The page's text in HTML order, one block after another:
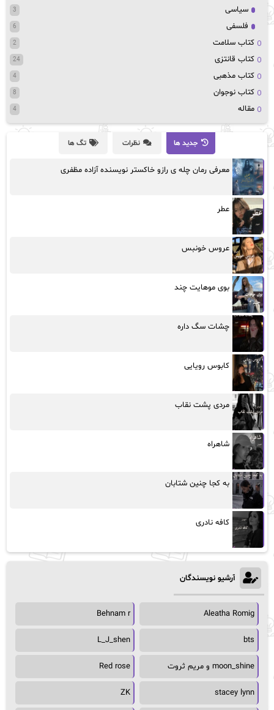
سیاسی 3
فلسفی 6
کتاب سلامت 2
کتاب قانتزی 24
کتاب مذهبی 4
کتاب نوجوان 8
مقاله 4
جدید ها نظرات تگ ها
معرفی رمان چله ی رازو خاکستر نویسنده آزاده مظفری
عطر
عروس خونبس
بوی موهایت چند
چشات سگ داره
کابوس رویایی
مردی پشت نقاب
شاهراه
به کجا چنین شتابان
کافه نادری
آرشیو نویسندگان
Aleatha Romig
Behnam r
bts
L_J_shen
moon_shine و مریم ثروت Red rose
stacey lynn
ZK